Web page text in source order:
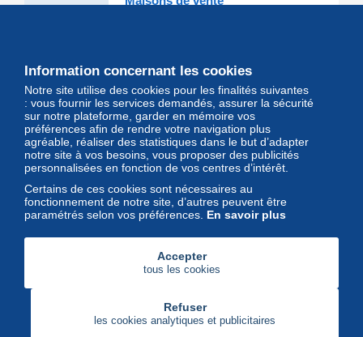
Magazine
Un regard unique et décalé sur
l'univers des timbres et leurs
collectionneurs
Information concernant les cookies
Notre site utilise des cookies pour les finalités suivantes
: vous fournir les services demandés, assurer la sécurité
sur notre plateforme, garder en mémoire vos
préférences afin de rendre votre navigation plus
agréable, réaliser des statistiques dans le but d’adapter
notre site à vos besoins, vous proposer des publicités
personnalisées en fonction de vos centres d’intérêt.
Certains de ces cookies sont nécessaires au
fonctionnement de notre site, d’autres peuvent être
paramétrés selon vos préférences. En savoir plus
Accepter
tous les cookies
Refuser
les cookies analytiques et publicitaires